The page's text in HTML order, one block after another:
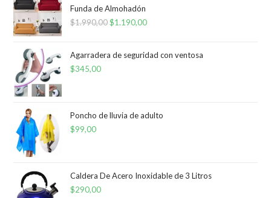
Funda de Almohadón
$1.990,00El
original
$1.190,00El
actual
Agarradera de seguridad con ventosa
$345,00
Poncho de lluvia de adulto
$99,00
Caldera De Acero Inoxidable de 3 Litros
$290,00